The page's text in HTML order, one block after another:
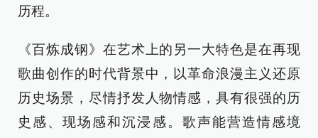
历程。
《百炼成钢》在艺术上的另一大特色是在再现
歌曲创作的时代背景中，以革命浪漫主义还原
历史场景，尽情抒发人物情感，具有很强的历
史感、现场感和沉浸感。歌声能营造情感境